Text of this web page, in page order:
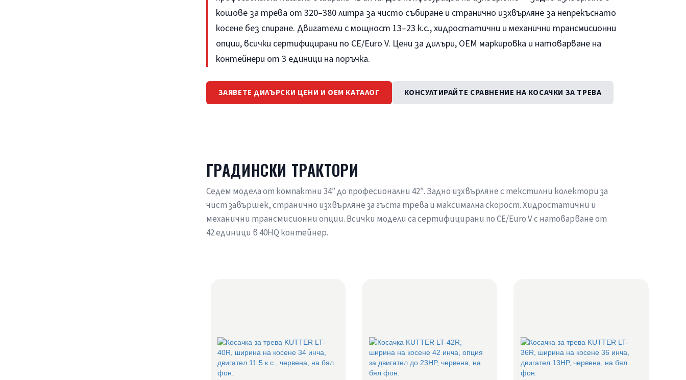
кошове за трева от 320–380 литра за чисто събиране и странично изхвърляне за непрекъснато
косене без спиране. Двигатели с мощност 13–23 к.с., хидростатични и механични трансмисионни
опции, всички сертифицирани по CE/Euro V. Цени за дилъри, OEM маркировка и натоварване на
контейнери от 3 единици на поръчка.
ЗАЯВЕТЕ ДИЛЪРСКИ ЦЕНИ И OEM КАТАЛОГ КОНСУЛТИРАЙТЕ СРАВНЕНИЕ НА КОСАЧКИ ЗА ТРЕВА
ГРАДИНСКИ ТРАКТОРИ
Седем модела от компактни 34″ до професионални 42″. Задно изхвърляне с текстилни колектори за
чист завършек, странично изхвърляне за гъста трева и максимална скорост. Хидростатични и
механични трансмисионни опции. Всички модели са сертифицирани по CE/Euro V с натоварване от
42 единици в 40HQ контейнер.